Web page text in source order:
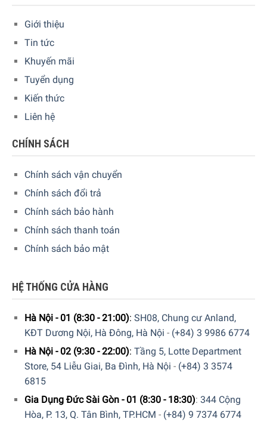
Tủ rượu Liebherr WKEes 553 GrandCru được trang bị màn
hình nhiệt độ kỹ thuật số và hiển thị thông tin về các giá trị
cài đặt. Việc thao tác, kiểm soát điều kiện bảo quản của tủ
rượu trở nên dễ dàng hơn bao giờ hết với màn hình tích hợp
Hệ thống đèn LED
Tủ rượu Liebherr WKEes 553 GrandCru sử dụng hệ thống
đèn LED sáng tạo đảm bảo chiếu sáng đồng đều bên trong
nội thất mà không có sự tiếp xúc với tia cực tím. Do đèn
LED được thiết kế hiệu quả để không làm tăng nhiệt độ
Giới thiệu
Tin tức
Khuyến mãi
Tuyển dụng
Kiến thức
Liên hệ
CHÍNH SÁCH
Chính sách vận chuyển
Chính sách đổi trả
Chính sách bảo hành
Chính sách thanh toán
Chính sách bảo mật
HỆ THỐNG CỬA HÀNG
Hà Nội - 01 (8:30 - 21:00): SH08, Chung cư Anland,
KĐT Dương Nội, Hà Đông, Hà Nội - (+84) 3 9986 6774
Hà Nội - 02 (9:30 - 22:00): Tầng 5, Lotte Department
Store, 54 Liễu Giai, Ba Đình, Hà Nội - (+84) 3 3574
6815
Gia Dụng Đức Sài Gòn - 01 (8:30 - 18:30): 344 Cộng
Hòa, P. 13, Q. Tân Bình, TP.HCM - (+84) 9 7374 6774